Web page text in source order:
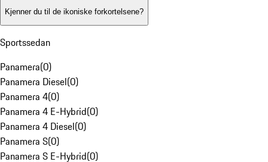
Kjenner du til de ikoniske forkortelsene?
Sportssedan
Panamera(0)
Panamera Diesel(0)
Panamera 4(0)
Panamera 4 E-Hybrid(0)
Panamera 4 Diesel(0)
Panamera S(0)
Panamera S E-Hybrid(0)